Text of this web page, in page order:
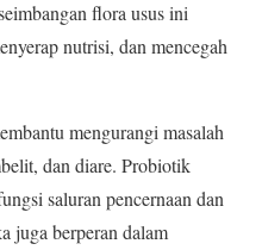
flora usus ini
nutrisi, dan mencegah
mengurangi masalah
dan diare. Probiotik
saluran pencernaan dan
juga berperan dalam